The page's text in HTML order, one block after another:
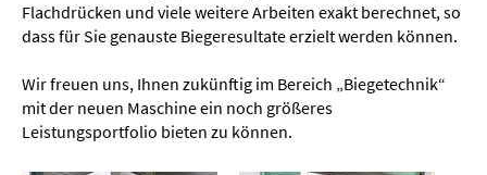
Flachdrücken und viele weitere Arbeiten exakt berechnet, so
dass für Sie genauste Biegeresultate erzielt werden können.
Wir freuen uns, Ihnen zukünftig im Bereich „Biegetechnik“
mit der neuen Maschine ein noch größeres
Leistungsportfolio bieten zu können.